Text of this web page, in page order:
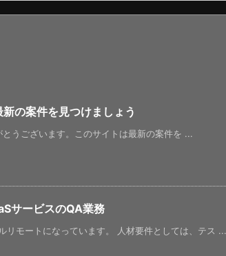
の案件を見つけましょう
うございます。このサイトは最新の案件を ...
サービスのQA業務
リモートになっています。 人材要件としては、テス ...